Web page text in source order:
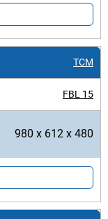
TCM
FBL 15
980 x 612 x 480